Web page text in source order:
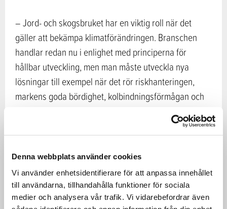
Denna webbplats använder cookies
Vi använder enhetsidentifierare för att anpassa innehållet
till användarna, tillhandahålla funktioner för sociala
medier och analysera vår trafik. Vi vidarebefordrar även
– Jord- och skogsbruket har en viktig roll när det
gäller att bekämpa klimatförändringen. Branschen
handlar redan nu i enlighet med principerna för
hållbar utveckling, men man måste utveckla nya
lösningar till exempel när det rör riskhanteringen,
markens goda bördighet, kolbindningsförmågan och
en ökad efterfrågan på hållbart producerad mat är en
stor möjlighet för Finland, säger minister Leppä.
Leppä vill höra unga
– Unga människor på olika håll i världen har starkt